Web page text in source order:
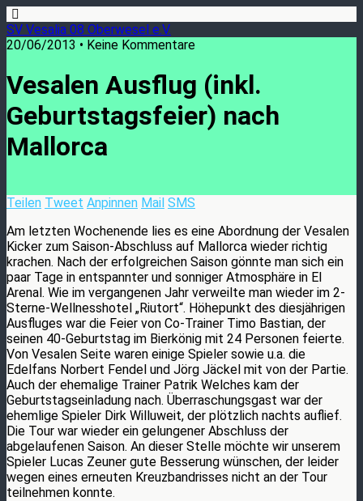
SV Vesalia 08 Oberwesel e.V.
20/06/2013 • Keine Kommentare
Vesalen Ausflug (inkl.
Geburtstagsfeier) nach
Mallorca
Teilen Tweet Anpinnen Mail SMS
Am letzten Wochenende lies es eine Abordnung der Vesalen
Kicker zum Saison-Abschluss auf Mallorca wieder richtig
krachen. Nach der erfolgreichen Saison gönnte man sich ein
paar Tage in entspannter und sonniger Atmosphäre in El
Arenal. Wie im vergangenen Jahr verweilte man wieder im 2-
Sterne-Wellnesshotel „Riutort“. Höhepunkt des diesjährigen
Ausfluges war die Feier von Co-Trainer Timo Bastian, der
seinen 40-Geburtstag im Bierkönig mit 24 Personen feierte.
Von Vesalen Seite waren einige Spieler sowie u.a. die
Edelfans Norbert Fendel und Jörg Jäckel mit von der Partie.
Auch der ehemalige Trainer Patrik Welches kam der
Geburtstagseinladung nach. Überraschungsgast war der
ehemlige Spieler Dirk Willuweit, der plötzlich nachts auflief.
Die Tour war wieder ein gelungener Abschluss der
abgelaufenen Saison. An dieser Stelle möchte wir unserem
Spieler Lucas Zeuner gute Besserung wünschen, der leider
wegen eines erneuten Kreuzbandrisses nicht an der Tour
teilnehmen konnte.